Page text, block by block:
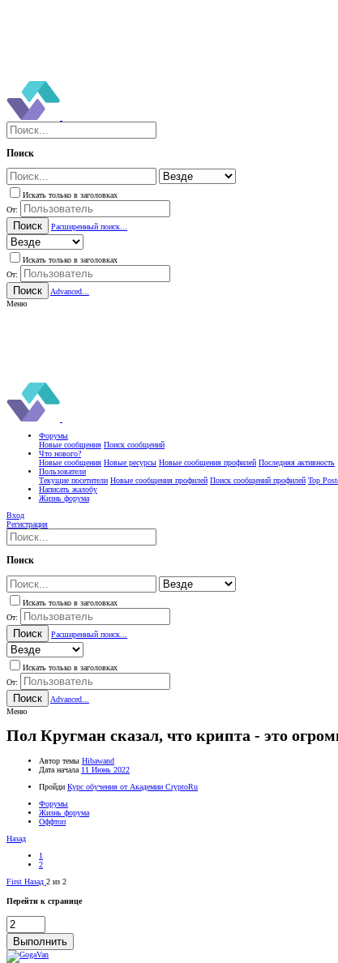
Поиск
Искать только в заголовках
От:
Поиск Расширенный поиск...
Искать только в заголовках
От:
Поиск
Advanced...
Меню
Форумы
Новые сообщения Поиск сообщений
Что нового?
Новые сообщения Новые ресурсы Новые сообщения профилей Последняя активность
Пользователи
Текущие посетители Новые сообщения профилей Поиск сообщений профилей Top
Написать жалобу
Жизнь форума
Вход
Регистрация
Поиск
Искать только в заголовках
От:
Поиск Расширенный поиск...
Искать только в заголовках
От:
Поиск
Advanced...
Меню
Пол Кругман сказал, что крипта - это
Автор темы Hibawand
Дата начала 11 Июнь 2022
Пройди Курс обучения от Академии CryptoRu
Форумы
Жизнь форума
Оффтоп
Назад
1
2
First Назад 2 из 2
Перейти к странице
Выполнить